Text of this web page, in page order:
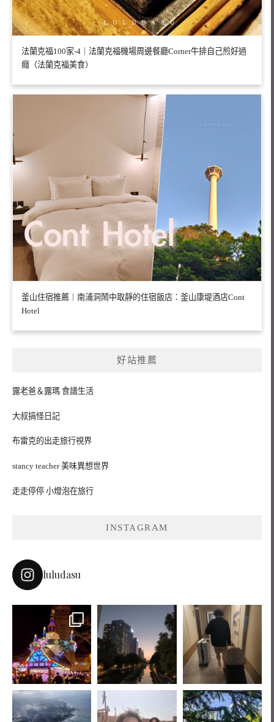
法蘭克福100家-4｜法蘭克福機場周邊餐廳Corner牛排自己煎好過
癮（法蘭克福美食）
釜山住宿推薦｜南浦洞鬧中取靜的住宿飯店：釜山康堤酒店Cont
Hotel
好站推薦
露老爸＆露瑪 食譜生活
大叔搞怪日記
布雷克的出走旅行視界
stancy teacher 美味異想世界
走走停停 小燈泡在旅行
INSTAGRAM
luludasu